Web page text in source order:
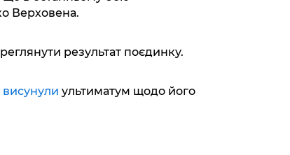
Верховена.
результат поєдинку.
висунули ультиматум щодо його